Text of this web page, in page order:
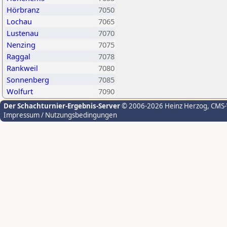
Hörbranz
7050
Lochau
7065
Lustenau
7070
Nenzing
7075
Raggal
7078
Rankweil
7080
Sonnenberg
7085
Wolfurt
7090
Der Schachturnier-Ergebnis-Server© 2006-2026 Heinz Herzog,
Impressum / Nutzungsbedingungen